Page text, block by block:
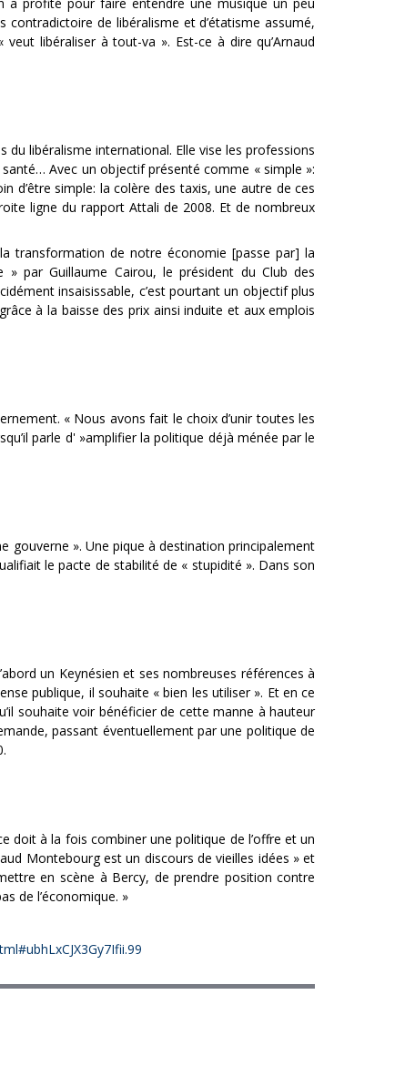
de libéralisme et d’étatisme assumé,
libéraliser à tout-va ». Est-ce à dire qu’Arnaud
libéralisme international. Elle vise les professions
Avec un objectif présenté comme « simple »:
d’être simple: la colère des taxis, une autre de ces
ligne du rapport Attali de 2008. Et de nombreux
transformation de notre économie [passe par] la
par Guillaume Cairou, le président du Club des
insaisissable, c’est pourtant un objectif plus
à la baisse des prix ainsi induite et aux emplois
« Nous avons fait le choix d’unir toutes les
parle d' »amplifier la politique déjà ménée par le
gouverne ». Une pique à destination principalement
le pacte de stabilité de « stupidité ». Dans son
un Keynésien et ses nombreuses références à
publique, il souhaite « bien les utiliser ». Et en ce
souhaite voir bénéficier de cette manne à hauteur
passant éventuellement par une politique de
doit à la fois combiner une politique de l’offre et un
Montebourg est un discours de vieilles idées » et
en scène à Bercy, de prendre position contre
de l’économique. »